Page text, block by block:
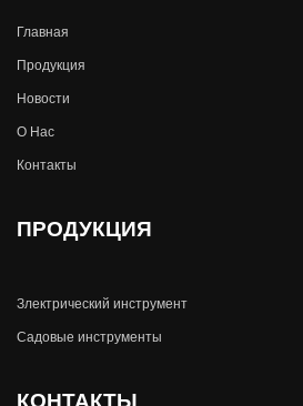
Главная
Продукция
Новости
О Hас
Контакты
ПРОДУКЦИЯ
Злектрический инструмент
Садовые инструменты
КОНТАКТЫ